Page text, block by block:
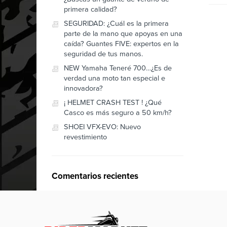
primera calidad?
SEGURIDAD: ¿Cuál es la primera
parte de la mano que apoyas en una
caída? Guantes FIVE: expertos en la
seguridad de tus manos.
NEW Yamaha Teneré 700…¿Es de
verdad una moto tan especial e
innovadora?
¡ HELMET CRASH TEST ! ¿Qué
Casco es más seguro a 50 km/h?
SHOEI VFX-EVO: Nuevo
revestimiento
Comentarios recientes